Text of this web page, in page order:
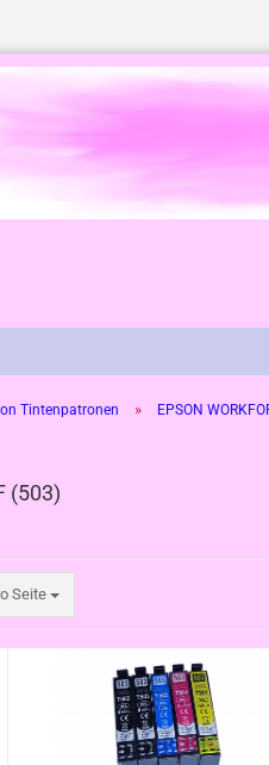
Tintenpatronen »
EPSON
(503)
Seite